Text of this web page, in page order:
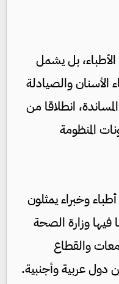
بل يشمل
والصيادلة
انطلاقا من
المنظومة
وخبراء يمثلون
وزارة الصحة
والقطاع
عربية وأجنبية.